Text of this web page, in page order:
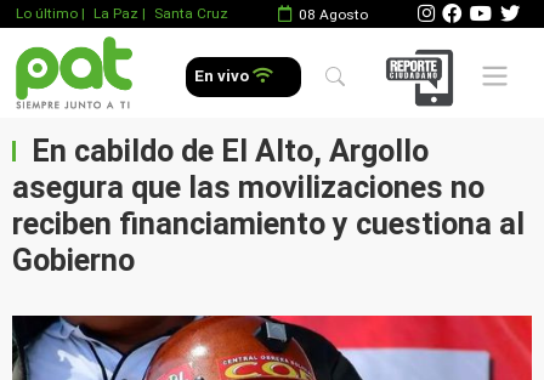
Lo último | La Paz | Santa Cruz 08 Agosto
En vivo Mobile
En cabildo de El Alto, Argollo
asegura que las movilizaciones no
reciben financiamiento y cuestiona al
Gobierno